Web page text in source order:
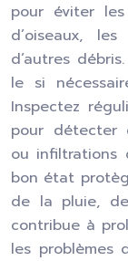
pour éviter
d’oiseaux,
d’autres
le si
Inspectez
pour détecter
ou infiltrations
bon état
de la pluie,
contribue à
les problèmes